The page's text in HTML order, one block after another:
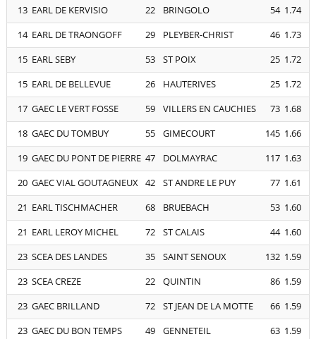
13 EARL DE KERVISIO 22 BRINGOLO 54 1.74
14 EARL DE TRAONGOFF 29 PLEYBER-CHRIST 46 1.73
15 EARL SEBY 53 ST POIX 25 1.72
15 EARL DE BELLEVUE 26 HAUTERIVES 25 1.72
17 GAEC LE VERT FOSSE 59 VILLERS EN CAUCHIES 73 1.68
18 GAEC DU TOMBUY 55 GIMECOURT 145 1.66
19 GAEC DU PONT DE PIERRE 47 DOLMAYRAC 117 1.63
20 GAEC VIAL GOUTAGNEUX 42 ST ANDRE LE PUY 77 1.61
21 EARL TISCHMACHER 68 BRUEBACH 53 1.60
21 EARL LEROY MICHEL 72 ST CALAIS 44 1.60
23 SCEA DES LANDES 35 SAINT SENOUX 132 1.59
23 SCEA CREZE 22 QUINTIN 86 1.59
23 GAEC BRILLAND 72 ST JEAN DE LA MOTTE 66 1.59
23 GAEC DU BON TEMPS 49 GENNETEIL 63 1.59